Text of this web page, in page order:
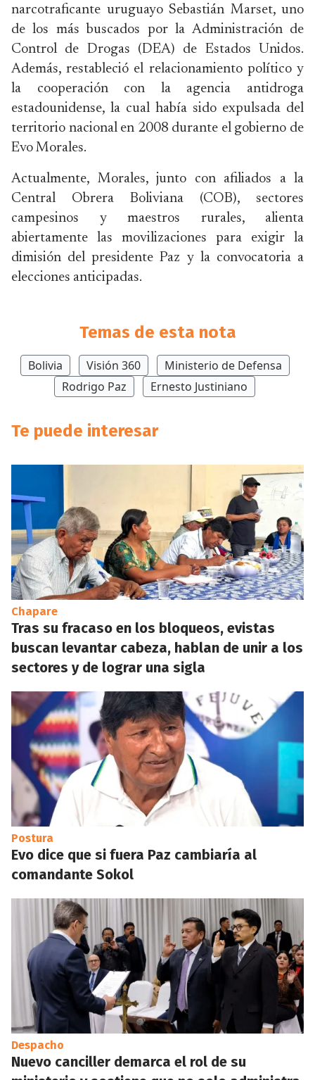
narcotraficante uruguayo Sebastián Marset, uno
de los más buscados por la Administración de
Control de Drogas (DEA) de Estados Unidos.
Además, restableció el relacionamiento político y
la cooperación con la agencia antidroga
estadounidense, la cual había sido expulsada del
territorio nacional en 2008 durante el gobierno de
Evo Morales.
Actualmente, Morales, junto con afiliados a la
Central Obrera Boliviana (COB), sectores
campesinos y maestros rurales, alienta
abiertamente las movilizaciones para exigir la
dimisión del presidente Paz y la convocatoria a
elecciones anticipadas.
Temas de esta nota
Bolivia Visión 360
Ministerio de Defensa
Rodrigo Paz
Ernesto Justiniano
Te puede interesar
Chapare
Tras su fracaso en los bloqueos, evistas
buscan levantar cabeza, hablan de unir a los
sectores y de lograr una sigla
Postura
Evo dice que si fuera Paz cambiaría al
comandante Sokol
Despacho
Nuevo canciller demarca el rol de su